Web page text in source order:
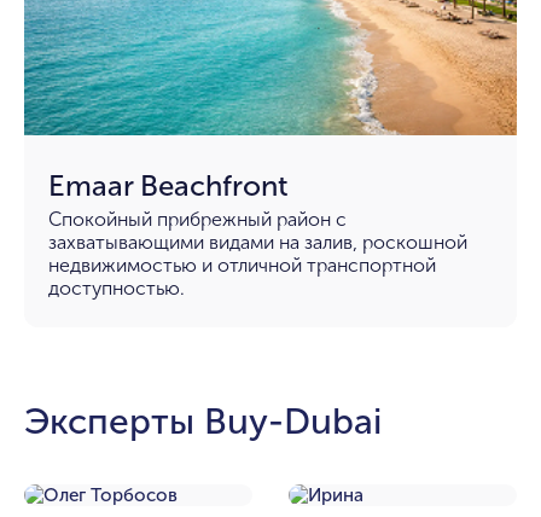
Emaar Beachfront
Спокойный прибрежный район с
захватывающими видами на залив, роскошной
недвижимостью и отличной транспортной
доступностью.
Эксперты Buy-Dubai